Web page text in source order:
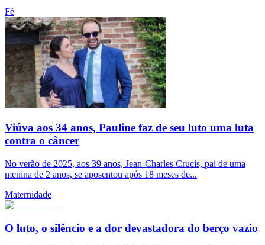
Fé
Viúva aos 34 anos, Pauline faz de seu luto uma luta
contra o câncer
No verão de 2025, aos 39 anos, Jean-Charles Crucis, pai de uma
menina de 2 anos, se aposentou após 18 meses de...
Maternidade
O luto, o silêncio e a dor devastadora do berço vazio